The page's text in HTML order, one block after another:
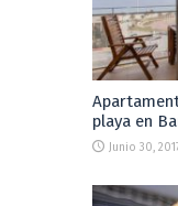
playa en
Junio 30,